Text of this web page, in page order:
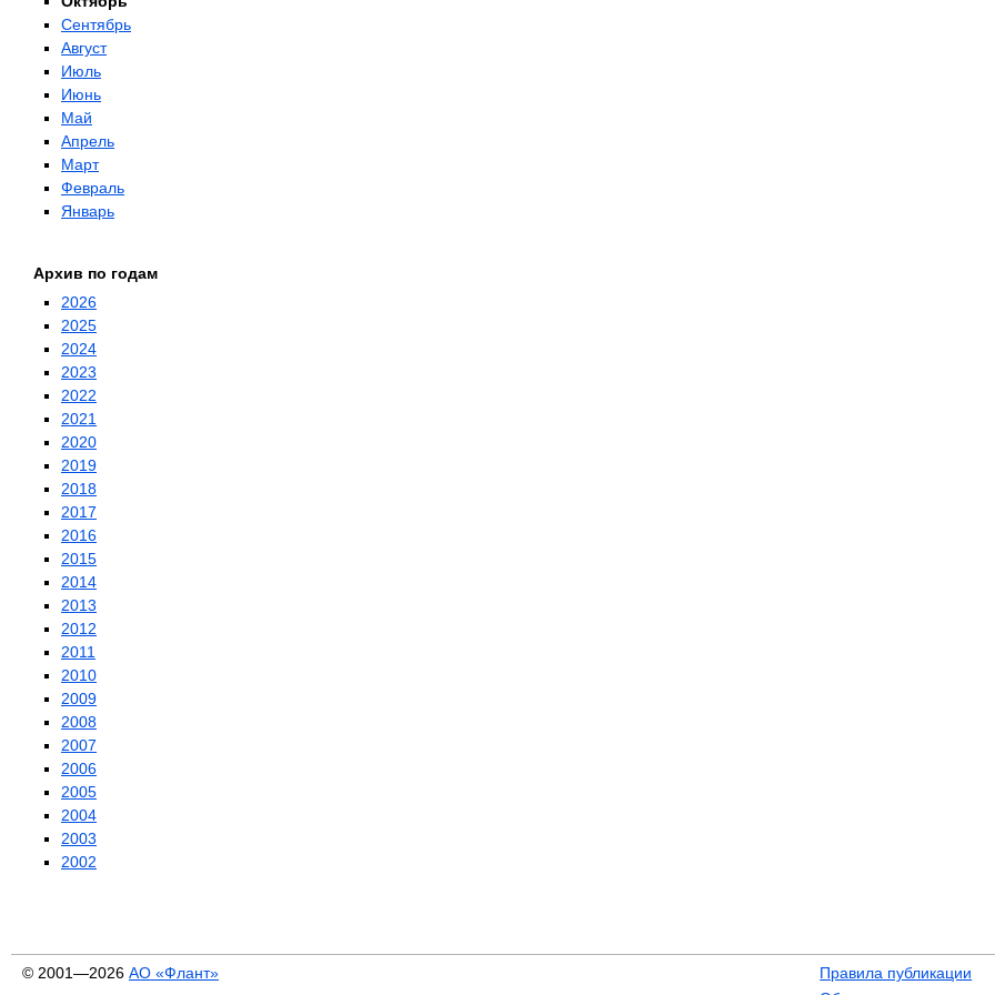
Сентябрь
Август
Июль
Июнь
Май
Апрель
Март
Февраль
Январь
Архив по годам
2026
2025
2024
2023
2022
2021
2020
2019
2018
2017
2016
2015
2014
2013
2012
2011
2010
2009
2008
2007
2006
2005
2004
2003
2002
© 2001—2026 АО «Флант»
Правила публикации